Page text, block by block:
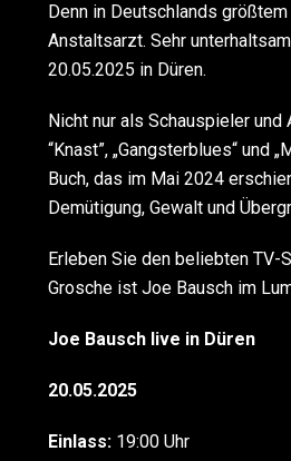
Denn in Deutschlands
Anstaltsarzt. Sehr
20.05.2025 in Düren.
Nicht nur als Schauspieler
“Knast”, „Gangsterblues“ und
Buch, das im Mai 2024
Demütigung, Gewalt und
Erleben Sie den beliebten TV-
Grosche ist Joe Bausch im
Joe Bausch live in Düren
20.05.2025
Einlass: 19:00 Uhr